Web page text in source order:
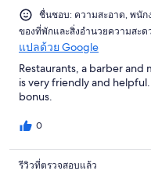
ชื่นชอบ: ความสะอาด, พนัก
ของที่พักและสิ่งอำนวยความสะด
แปลด้วย Google
Restaurants, a barber and
is very friendly and
bonus.
0
รีวิวที่ตรวจสอบแล้ว